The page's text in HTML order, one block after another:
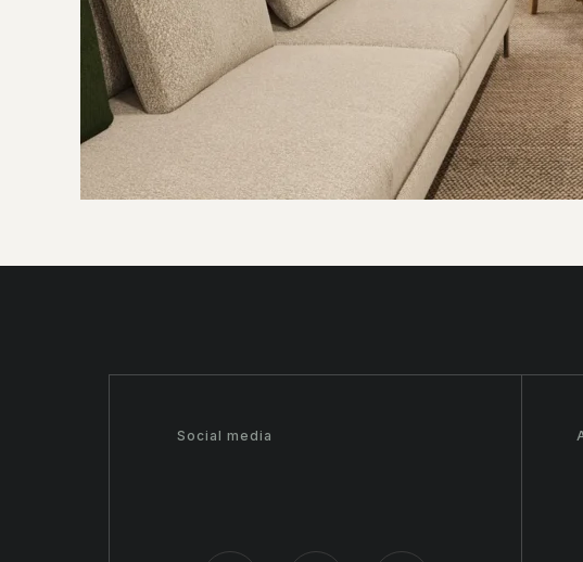
Social media